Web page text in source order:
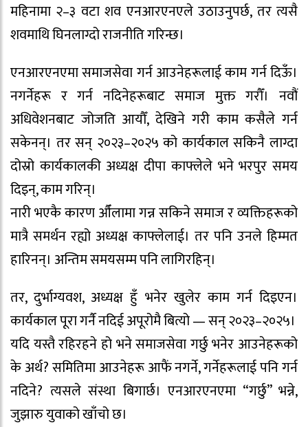
महिनामा २–३ वटा शव एनआरएनएले उठाउनुपर्छ, तर त्यसै
शवमाथि घिनलाग्दो राजनीति गरिन्छ।
एनआरएनएमा समाजसेवा गर्न आउनेहरूलाई काम गर्न दिऊँ।
नगर्नेहरू र गर्न नदिनेहरूबाट समाज मुक्त गरौँ। नवौं
अधिवेशनबाट जोजति आयौँ, देखिने गरी काम कसैले गर्न
सकेनन्। तर सन् २०२३–२०२५ को कार्यकाल सकिनै लाग्दा
दोस्रो कार्यकालकी अध्यक्ष दीपा काफ्लेले भने भरपुर समय
दिइन्, काम गरिन्।
नारी भएकै कारण औँलामा गन्न सकिने समाज र व्यक्तिहरूको
मात्रै समर्थन रह्यो अध्यक्ष काफ्लेलाई। तर पनि उनले हिम्मत
हारिनन्। अन्तिम समयसम्म पनि लागिरहिन्।
तर, दुर्भाग्यवश, अध्यक्ष हुँ भनेर खुलेर काम गर्न दिइएन।
कार्यकाल पूरा गर्नै नदिई अपूरोमै बित्यो — सन् २०२३–२०२५।
यदि यस्तै रहिरहने हो भने समाजसेवा गर्छु भनेर आउनेहरूको
के अर्थ? समितिमा आउनेहरू आफैं नगर्ने, गर्नेहरूलाई पनि गर्न
नदिने? त्यसले संस्था बिगार्छ। एनआरएनएमा “गर्छु” भन्ने,
जुझारु युवाको खाँचो छ।